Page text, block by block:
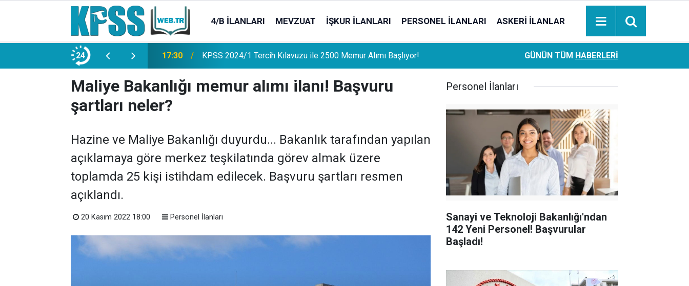
4/B İLANLARI MEVZUAT İŞKUR İLANLARI PERSONEL İLANLARI ASKERI İLANLAR
24
Memur Alımı Başlıyor! 21:20 TL Mevduat Sahipleri İçin Önemli Gelişme: Stopaj Oranları Artıyor!
Ziraat Bankası başvuran emeklilere hemen ödeme
hesaplara geçiyor
GÜNÜN TÜM HABERLERI
Maliye Bakanlığı memur alımı ilanı! Başvuru
şartları neler?
Hazine ve Maliye Bakanlığı duyurdu... Bakanlık tarafından yapılan
açıklamaya göre merkez teşkilatında görev almak üzere
toplamda 25 kişi istihdam edilecek. Başvuru şartları resmen
açıklandı.
20 Kasım 2022 18:00 Personel İlanları
Personel İlanları
Sanayi ve Teknoloji Bakanlığı'ndan
142 Yeni Personel! Başvurular
Başladı!